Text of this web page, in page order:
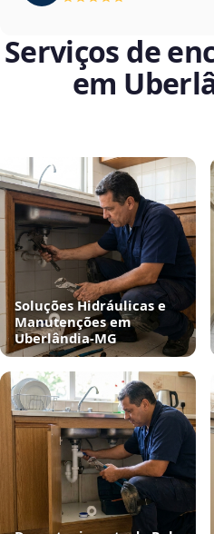
Serviços de
em
Soluções Hidráulicas e
Manutenções em
Uberlândia‑MG